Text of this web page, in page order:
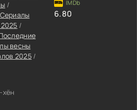
/
Сериалы
/
весны
2025/
6.80